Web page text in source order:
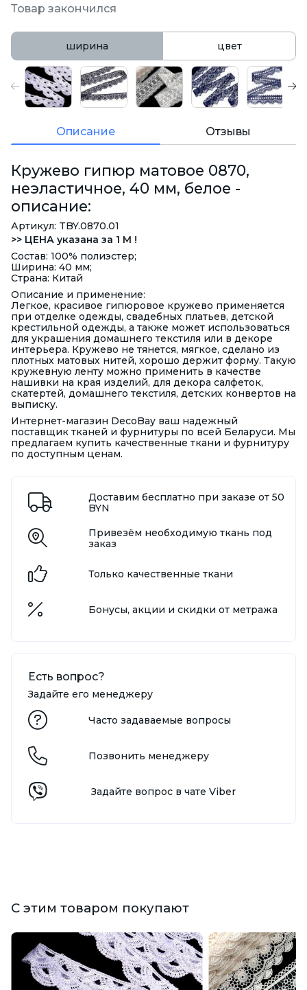
Товар закончился
ширина цвет
Описание Отзывы
Кружево гипюр матовое 0870,
неэластичное, 40 мм, белое -
описание:
Артикул: TBY.0870.01
>> ЦЕНА указана за 1 М !
Состав: 100% полиэстер;
Ширина: 40 мм;
Страна: Китай
Описание и применение:
Легкое, красивое гипюровое кружево применяется
при отделке одежды, свадебных платьев, детской
крестильной одежды, а также может использоваться
для украшения домашнего текстиля или в декоре
интерьера. Кружево не тянется, мягкое, сделано из
плотных матовых нитей, хорошо держит форму. Такую
кружевную ленту можно применить в качестве
нашивки на края изделий, для декора салфеток,
скатертей, домашнего текстиля, детских конвертов на
выписку.
Интернет-магазин DecoBay ваш надежный
поставщик тканей и фурнитуры по всей Беларуси. Мы
предлагаем купить качественные ткани и фурнитуру
по доступным ценам.
Доставим бесплатно при заказе от 50
BYN
Привезём необходимую ткань под
заказ
Только качественные ткани
Бонусы, акции и скидки от метража
Есть вопрос?
Задайте его менеджеру
Часто задаваемые вопросы
Позвонить менеджеру
Задайте вопрос в чате Viber
С этим товаром покупают